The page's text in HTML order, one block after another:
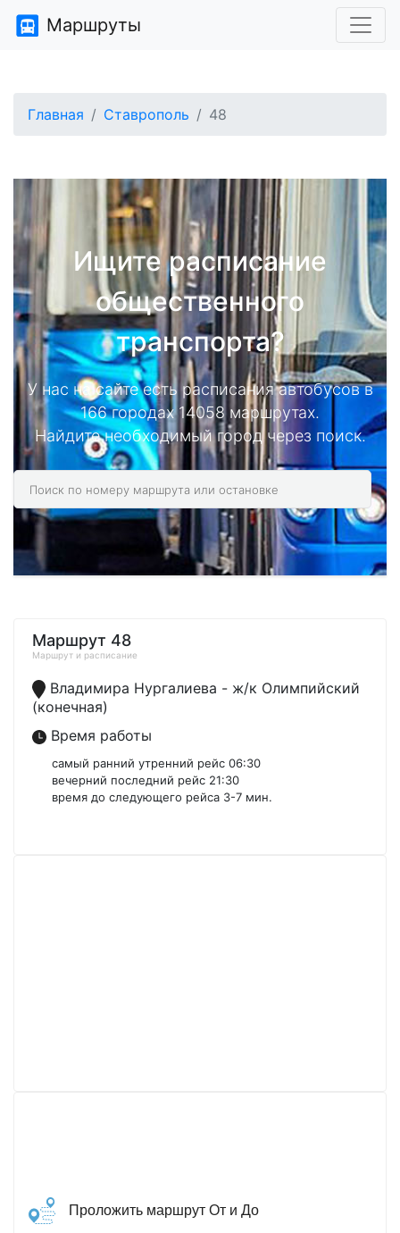
Маршруты
Главная Ставрополь 48
Ищите расписание
общественного
транспорта?
У нас на сайте есть расписания автобусов в
166 городах 14058 маршрутах.
Найдите необходимый город через поиск.
Маршрут 48
Маршрут и расписание
Владимира Нургалиева - ж/к Олимпийский
(конечная)
Время работы
самый ранний утренний рейс 06:30
вечерний последний рейс 21:30
время до следующего рейса 3-7 мин.
Проложить маршрут От и До